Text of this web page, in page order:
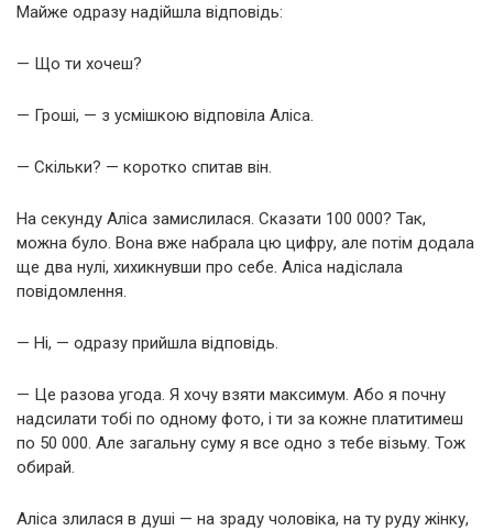
Майже одразу надійшла відповідь:
— Що ти хочеш?
— Гроші, — з усмішкою відповіла Аліса.
— Скільки? — коротко спитав він.
На секунду Аліса замислилася. Сказати 100 000? Так,
можна було. Вона вже набрала цю цифру, але потім додала
ще два нулі, хихикнувши про себе. Аліса надіслала
повідомлення.
— Ні, — одразу прийшла відповідь.
— Це разова угода. Я хочу взяти максимум. Або я почну
надсилати тобі по одному фото, і ти за кожне платитимеш
по 50 000. Але загальну суму я все одно з тебе візьму. Тож
обирай.
Аліса злилася в душі — на зраду чоловіка, на ту руду жінку,